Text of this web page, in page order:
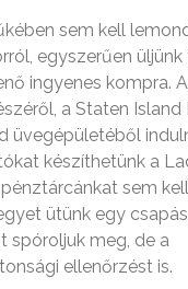
sem kell
egyszerűen
ingyenes kompra.
a Staten Island
üvegépületéből
készíthetünk a
sem
ütünk egy
spóroljuk meg, de a
ellenőrzést is.